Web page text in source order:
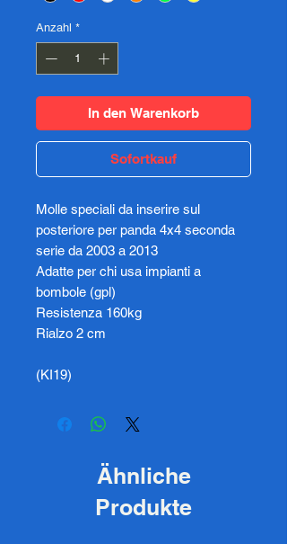
Anzahl *
In den Warenkorb
Sofortkauf
Molle speciali da inserire sul
posteriore per panda 4x4 seconda
serie da 2003 a 2013
Adatte per chi usa impianti a
bombole (gpl)
Resistenza 160kg
Rialzo 2 cm
(KI19)
Ähnliche
Produkte